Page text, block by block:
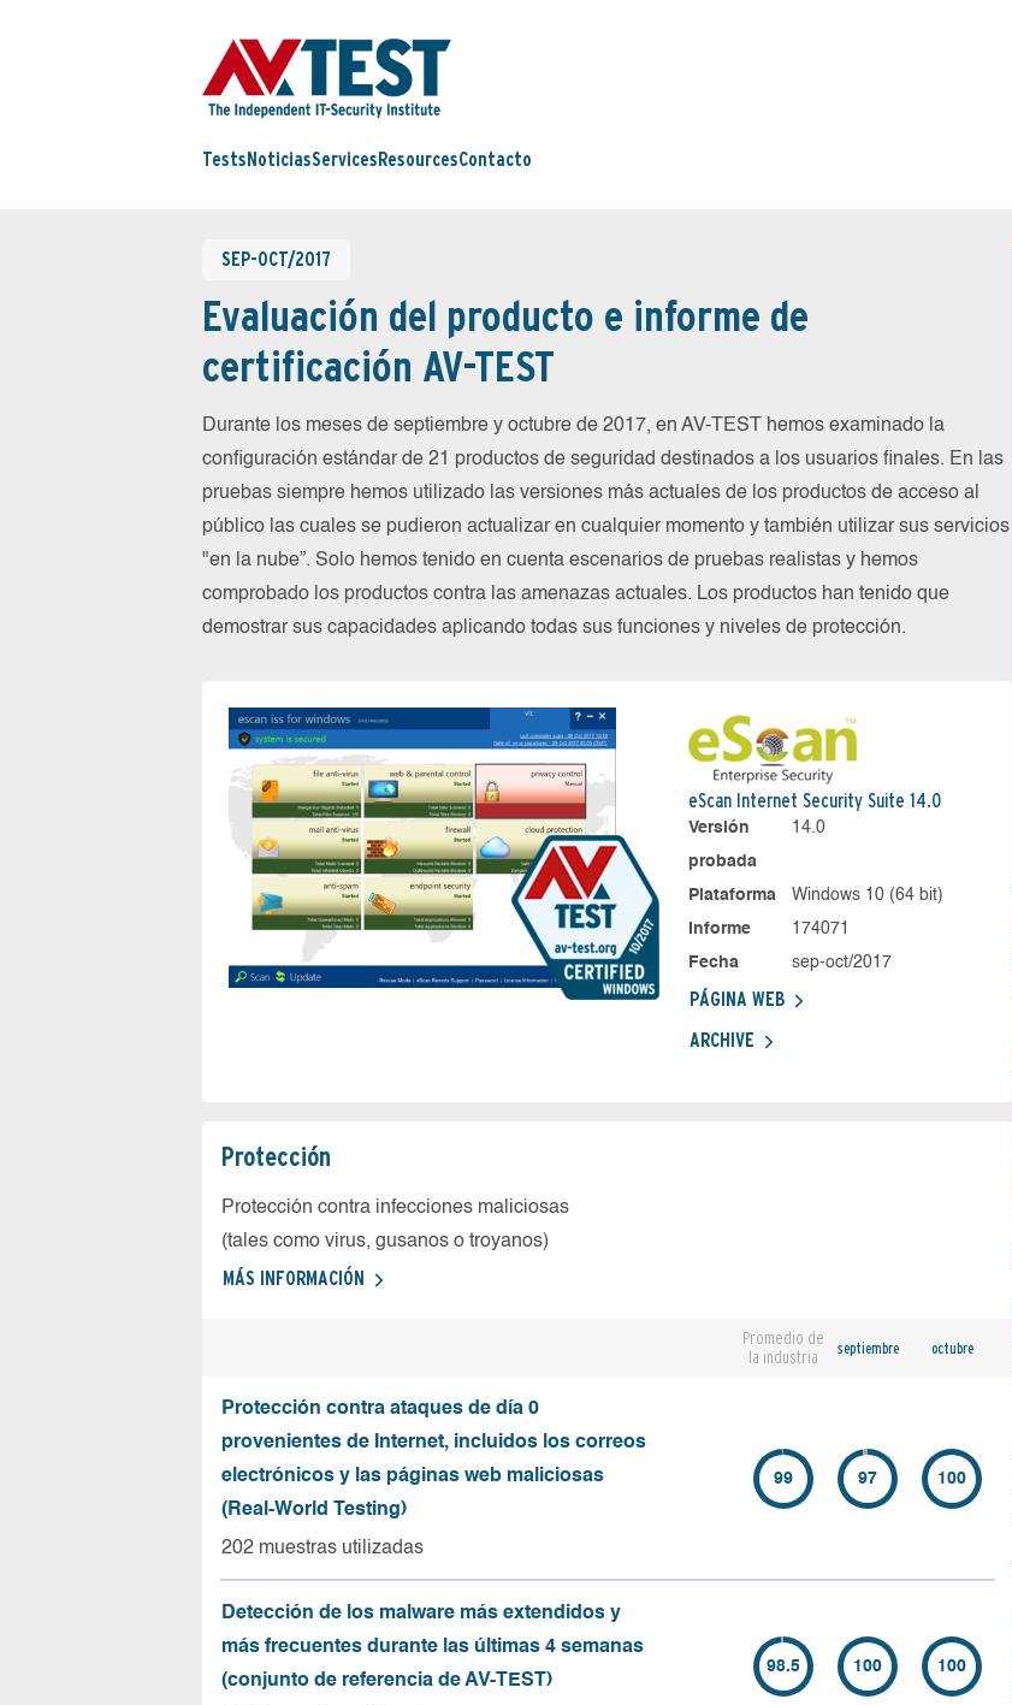
Tests NoticiasServices ResourcesContacto
SEP-OCT/2017
Evaluación del producto e informe de
certificación AV-TEST
Durante los meses de septiembre y octubre de 2017, en AV-TEST hemos examinado la
configuración estándar de 21 productos de seguridad destinados a los usuarios finales. En las
pruebas siempre hemos utilizado las versiones más actuales de los productos de acceso al
público las cuales se pudieron actualizar en cualquier momento y también utilizar sus servicios
"en la nube”. Solo hemos tenido en cuenta escenarios de pruebas realistas y hemos
comprobado los productos contra las amenazas actuales. Los productos han tenido que
demostrar sus capacidades aplicando todas sus funciones y niveles de protección.
eScan Internet Security Suite 14.0
Versión
probada
14.0
Plataforma
Windows 10 (64 bit)
Informe
174071
Fecha
sep-oct/2017
PÁGINA WEB
ARCHIVE
Protección
Protección contra infecciones maliciosas
(tales como virus, gusanos o troyanos)
MÁS INFORMACIÓN
Promedio de
la industria
septiembre octubre
Protección contra ataques de día 0
provenientes de Internet, incluidos los correos
electrónicos y las páginas web maliciosas
(Real-World Testing)
202 muestras utilizadas
99 97 100
Detección de los malware más extendidos y
más frecuentes durante las últimas 4 semanas
(conjunto de referencia de AV-TEST)
98.5 100 100